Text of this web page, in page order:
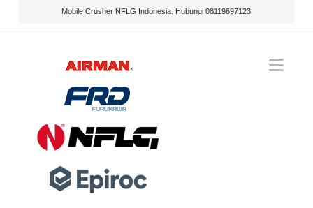
Mobile Crusher NFLG Indonesia. Hubungi 08119697123